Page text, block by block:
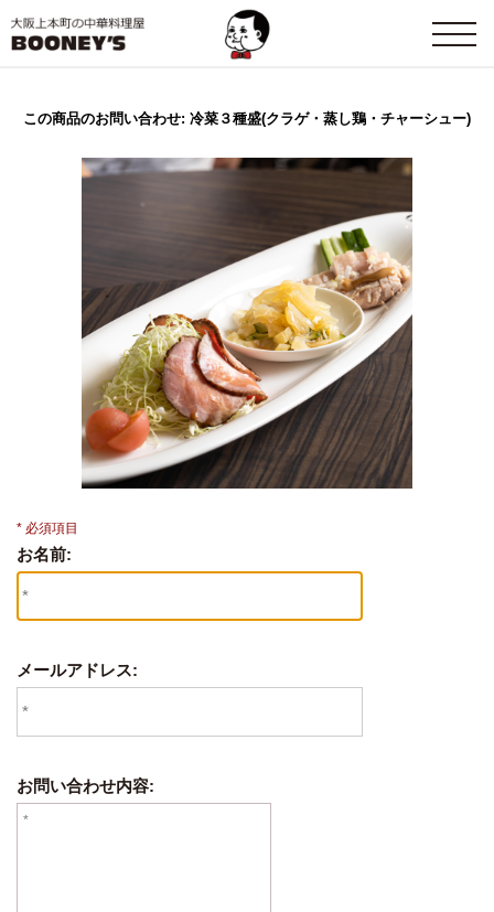
この商品のお問い合わせ: 冷菜３種盛(クラゲ・蒸し鶏・チャーシュー)
* 必須項目
お名前:
メールアドレス:
お問い合わせ内容: